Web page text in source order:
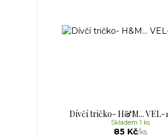
Dívčí tričko- H&M... VEL-
85 Kč/ks
Skladem 1 ks